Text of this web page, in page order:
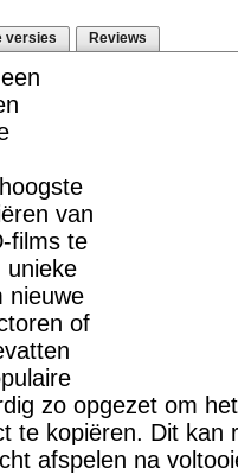
versies Reviews
van
films te
unieke
nieuwe
of
zo opgezet om
te kopiëren. Dit kan
afspelen na